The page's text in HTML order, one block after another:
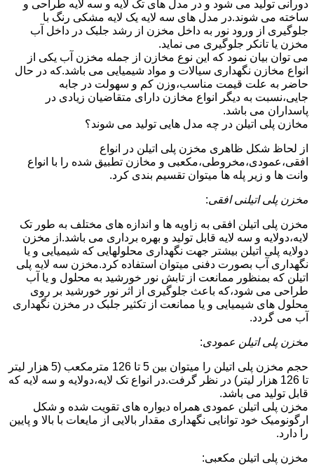
دورانی تولید می شود و در مدل های تک لایه و سه لایه طراحی و
ساخته می شوند.در مدل های سه لایه یک لایه مشکی رنگ با
جلوگیری از ورود نور به داخل مخزن از رشد جلبک در داخل آب
مخزن یا تانکر جلوگیری می نماید.
می توان بیان نمود که این نوع مخازن از جمله مخزن آب یکی از
انواع مخازن نگهداری سیالات و مواد شیمیایی می باشد.که در حال
حاضر به علت قیمت مناسب،وزن کم و سهولت در جابه
جایی،نسبت به دیگر انواع مخازن دارای متقاضیان زیادی در
پاسداران می باشد.
مخازن پلی اتیلن در چه مدل هایی تولید می شوند؟
از لحاظ شکل ظاهری مخزن پلی اتیلن در انواع
افقی،عمودی،مخروطی،مکعبی و مخازن تطبیق شده را با انواع
وانت ها و زیر پله ها میتوان تقسیم بندی کرد.
مخزن پلی اتیلنی افقی:
مخزن پلی اتیلن افقی به زاویه ها و اندازه های مختلف به طور تک
لایه،دولایه و سه لایه قابل تولید و بهره برداری می باشد.از مخزن
دولایه پلی اتیلن بیشتر جهت نگهداری محلولهایی که شیمیایی و یا
نگهداری آب بصورت دفنی میتوان استفاده کرد.مخزن سه لایه پلی
اتیلن که بمنظور ممانعت از تابش نور خورشید به محلول و یا آب
طراحی می شود،که باعث جلوگیری از اثر نور خورشید بر روی
محلول های شیمیایی و یا ممانعت از تکثیر جلبک در مخزن نگهداری
آب می گردد.
مخزن پلی اتیلن عمودی:
حجم مخزن پلی اتیلن را میتوان بین 5 تا 126 مترمکعب (5 هزار لیتر
تا 126 هزار لیتر) در نظر گرفت.در انواع تک لایه،دولایه و سه لایه که
قابل تولید می باشد.
مخزن پلی اتیلن عمودی همراه دیواره های تقویت شده و شکل
ارگونومیک خود توانایی نگهداری مقدار بالایی از مایعات با بالا و پایین
را دارد.
مخزن پلی اتیلن مکعبی: